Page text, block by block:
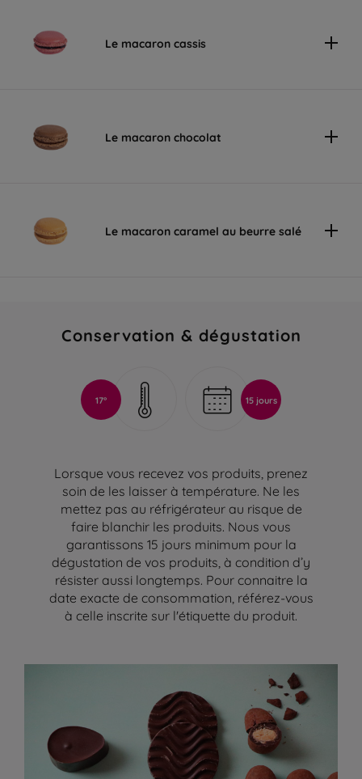
Le macaron cassis
Le macaron chocolat
Le macaron caramel au beurre salé
Conservation & dégustation
17° 15 jours
Lorsque vous recevez vos produits, prenez
soin de les laisser à température. Ne les
mettez pas au réfrigérateur au risque de
faire blanchir les produits. Nous vous
garantissons 15 jours minimum pour la
dégustation de vos produits, à condition d’y
résister aussi longtemps. Pour connaitre la
date exacte de consommation, référez-vous
à celle inscrite sur l'étiquette du produit.